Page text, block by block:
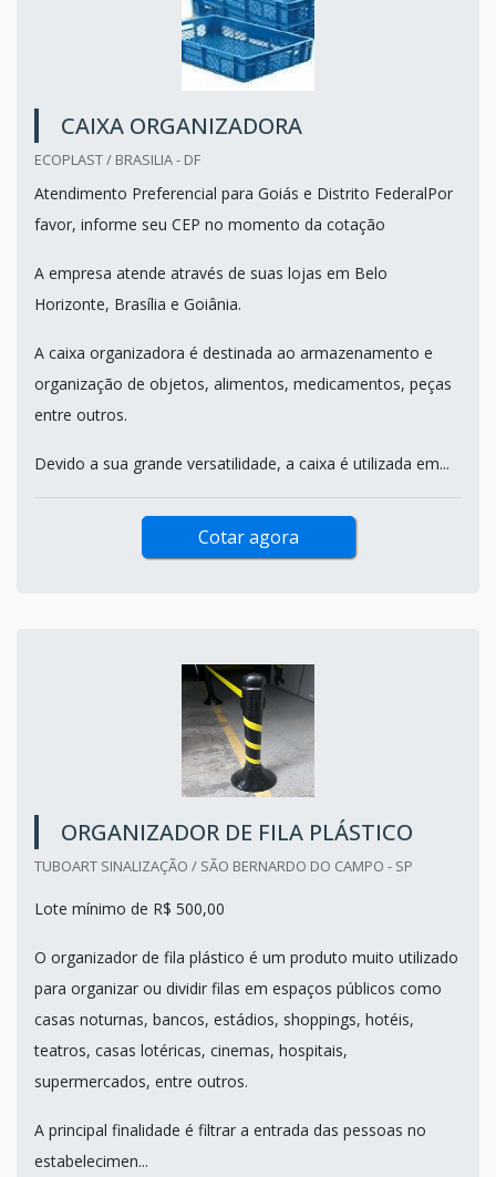
CAIXA ORGANIZADORA
ECOPLAST / BRASILIA - DF
Atendimento Preferencial para Goiás e Distrito FederalPor
favor, informe seu CEP no momento da cotação
A empresa atende através de suas lojas em Belo
Horizonte, Brasília e Goiânia.
A caixa organizadora é destinada ao armazenamento e
organização de objetos, alimentos, medicamentos, peças
entre outros.
Devido a sua grande versatilidade, a caixa é utilizada em...
Cotar agora
ORGANIZADOR DE FILA PLÁSTICO
TUBOART SINALIZAÇÃO / SÃO BERNARDO DO CAMPO - SP
Lote mínimo de R$ 500,00
O organizador de fila plástico é um produto muito utilizado
para organizar ou dividir filas em espaços públicos como
casas noturnas, bancos, estádios, shoppings, hotéis,
teatros, casas lotéricas, cinemas, hospitais,
supermercados, entre outros.
A principal finalidade é filtrar a entrada das pessoas no
estabelecimen...